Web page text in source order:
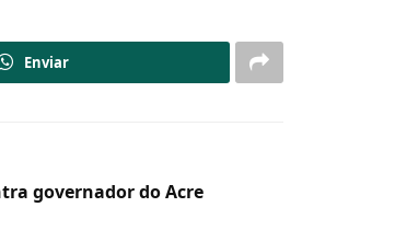
Enviar
governador do Acre